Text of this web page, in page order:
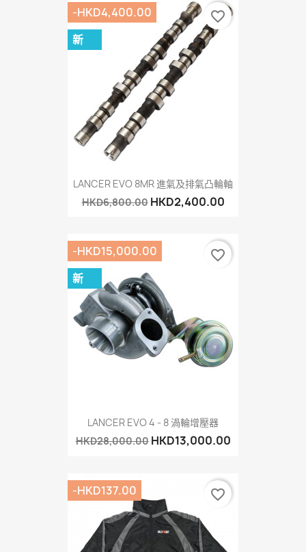
LANCER EVO 8MR 進氣及排氣凸輪軸
HKD6,800.00 HKD2,400.00
-HKD4,400.00
新
favorite_border
LANCER EVO 4 - 8 渦輪增壓器
HKD28,000.00 HKD13,000.00
-HKD15,000.00
新
favorite_border
-HKD137.00 favorite_border